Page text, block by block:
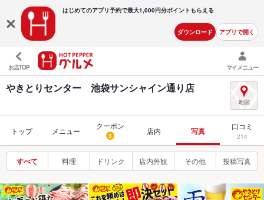
はじめてのアプリ予約で最大1,000円分ポイントもらえる
ダウンロード アプリで開く
お店TOP マイメニュー
やきとりセンター 池袋サンシャイン通り店
トップ メニュー
クーポン
3 店内 写真 口コミ
214
すべて 料理 ドリンク 店内外観 その他 投稿写真